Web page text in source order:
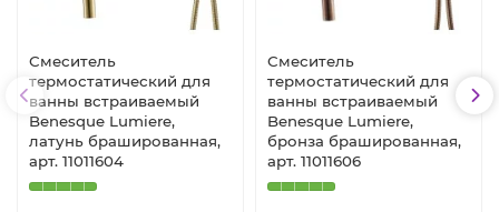
Смеситель
термостатический для
ванны встраиваемый
Benesque Lumiere,
латунь брашированная,
арт. 11011604
Смеситель
термостатический для
ванны встраиваемый
Benesque Lumiere,
бронза брашированная,
арт. 11011606